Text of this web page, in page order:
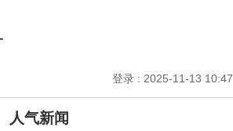
登录 : 2025-11-13 10:47
人气新闻